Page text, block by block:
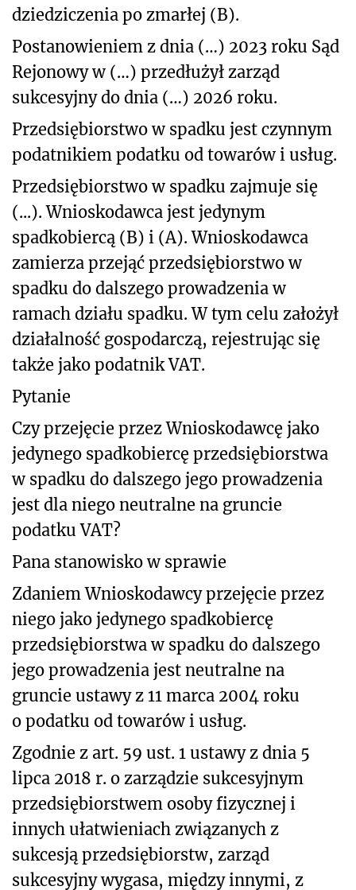
dziedziczenia po zmarłej (B).
Postanowieniem z dnia (…) 2023 roku Sąd
Rejonowy w (…) przedłużył zarząd
sukcesyjny do dnia (…) 2026 roku.
Przedsiębiorstwo w spadku jest czynnym
podatnikiem podatku od towarów i usług.
Przedsiębiorstwo w spadku zajmuje się
(...). Wnioskodawca jest jedynym
spadkobiercą (B) i (A). Wnioskodawca
zamierza przejąć przedsiębiorstwo w
spadku do dalszego prowadzenia w
ramach działu spadku. W tym celu założył
działalność gospodarczą, rejestrując się
także jako podatnik VAT.
Pytanie
Czy przejęcie przez Wnioskodawcę jako
jedynego spadkobiercę przedsiębiorstwa
w spadku do dalszego jego prowadzenia
jest dla niego neutralne na gruncie
podatku VAT?
Pana stanowisko w sprawie
Zdaniem Wnioskodawcy przejęcie przez
niego jako jedynego spadkobiercę
przedsiębiorstwa w spadku do dalszego
jego prowadzenia jest neutralne na
gruncie ustawy z 11 marca 2004 roku
o podatku od towarów i usług.
Zgodnie z art. 59 ust. 1 ustawy z dnia 5
lipca 2018 r. o zarządzie sukcesyjnym
przedsiębiorstwem osoby fizycznej i
innych ułatwieniach związanych z
sukcesją przedsiębiorstw, zarząd
sukcesyjny wygasa, między innymi, z